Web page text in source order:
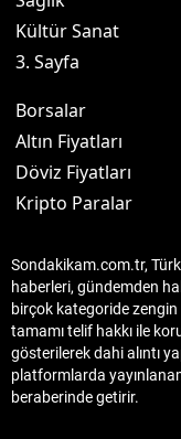
Kültür Sanat
3. Sayfa
Borsalar
Altın Fiyatları
Döviz Fiyatları
Kripto Paralar
Sondakikam.com.tr,
haberleri, gündemden
birçok kategoride
tamamı telif hakkı ile
gösterilerek dahi alıntı
platformlarda
beraberinde getirir.